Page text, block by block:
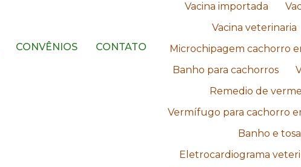
CONVÊNIOS CONTATO
Vacina importada
Vacina veterinaria
Microchipagem cachorro
Banho para cachorros
Remedio de
Vermífugo para cachorro
Banho e
Eletrocardiograma